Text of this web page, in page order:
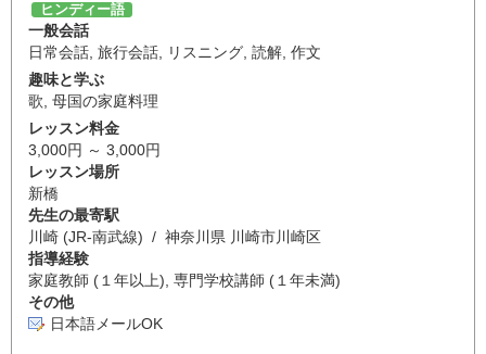
ヒンディー語
一般会話
日常会話 旅行会話 リスニング 読解 作文
趣味と学ぶ
歌 母国の家庭料理
レッスン料金
3,000円 ～ 3,000円
レッスン場所
新橋
先生の最寄駅
川崎 (JR-南武線) / 神奈川県 川崎市川崎区
指導経験
家庭教師 (１年以上), 専門学校講師 (１年未満)
その他
日本語メールOK